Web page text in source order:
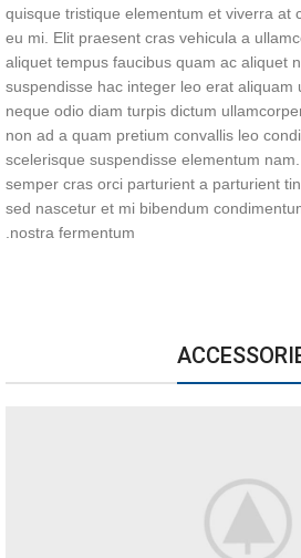
quisque tristique elementum et viverra at
eu mi. Elit praesent cras vehicula a
aliquet tempus faucibus quam ac aliquet
suspendisse hac integer leo erat aliquam
neque odio diam turpis dictum
non ad a quam pretium convallis leo
scelerisque suspendisse elementum
semper cras orci parturient a parturient
sed nascetur et mi bibendum
nostra fermentum.